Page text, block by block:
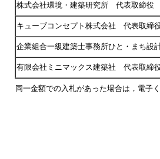
株式会社環境・建築研究所 代表取締役
キューブコンセプト株式会社 代表取締
企業組合一級建築士事務所ひと・まち
有限会社ミニマックス建築社 代表取締
同一金額での入札があった場合は，電子